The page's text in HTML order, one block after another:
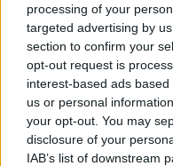
processing of your
targeted advertising by
section to confirm your
opt-out request is
interest-based ads
us or personal
your opt-out. You may
disclosure of your
IAB’s list of downstream
χρόνια και η κόρη